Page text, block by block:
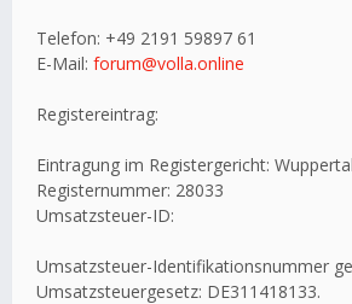
Telefon: +49 2191 59897 61
E-Mail: forum@volla.online
Registereintrag:
Eintragung im Registergericht: Wuppertal
Registernummer: 28033
Umsatzsteuer-ID:
Umsatzsteuer-Identifikationsnummer
Umsatzsteuergesetz: DE311418133.